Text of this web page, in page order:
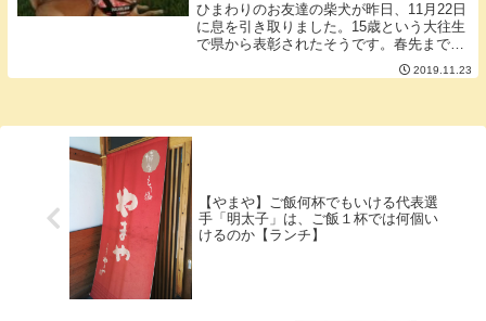
ひまわりのお友達の柴犬が昨日、11月22日
に息を引き取りました。15歳という大往生
で県から表彰されたそうです。春先までは
普通に元気でしたが腎臓を悪くしてからど
んどんと歩けなくなって認知症も始まって
2019.11.23
【やまや】ご飯何杯でもいける代表選
手「明太子」は、ご飯１杯では何個い
けるのか【ランチ】